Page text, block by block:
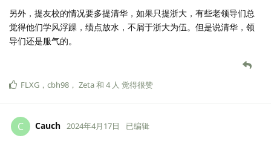
另外，提友校的情况要多提清华，如果只提浙大，有些老领导们总
觉得他们学风浮躁，绩点放水，不屑于浙大为伍。但是说清华，领
导们还是服气的。
FLXG ， cbh98 ， Zeta和 4 人 觉得很赞
C Cauch 2024年4月17日 已编辑